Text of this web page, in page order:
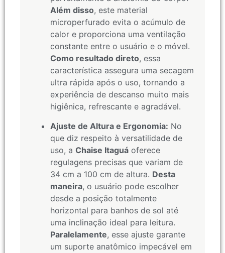
Além disso, este material
microperfurado evita o acúmulo de
calor e proporciona uma ventilação
constante entre o usuário e o móvel.
Como resultado direto, essa
característica assegura uma secagem
ultra rápida após o uso, tornando a
experiência de descanso muito mais
higiênica, refrescante e agradável.
Ajuste de Altura e Ergonomia: No
que diz respeito à versatilidade de
uso, a Chaise Itaguá oferece
regulagens precisas que variam de
34 cm a 100 cm de altura. Desta
maneira, o usuário pode escolher
desde a posição totalmente
horizontal para banhos de sol até
uma inclinação ideal para leitura.
Paralelamente, esse ajuste garante
um suporte anatômico impecável em